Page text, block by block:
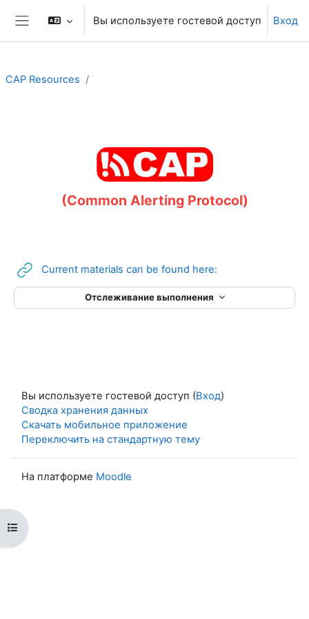
Перейти к основному содержанию
Боковая панель
Вы используете гостевой доступ Вход
Открыть оглавление курса
CAP Resources
(Common Alerting Protocol)
Current materials can be found here:
Отслеживание выполнения
Вы используете гостевой доступ (Вход)
Сводка хранения данных
Скачать мобильное приложение
Переключить на стандартную тему
На платформе Moodle